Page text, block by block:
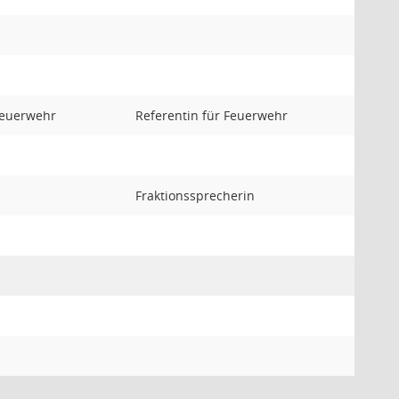
Referentin für Feuerwehr
Fraktionssprecherin